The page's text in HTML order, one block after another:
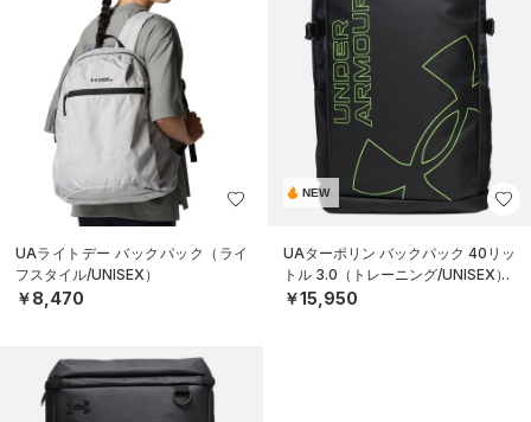
UAライトデー バックパック（ライ
フスタイル/UNISEX）
￥8,470
NEW
UAターポリン バックパック 40リッ
トル 3.0（トレーニング/UNISEX）
￥15,950